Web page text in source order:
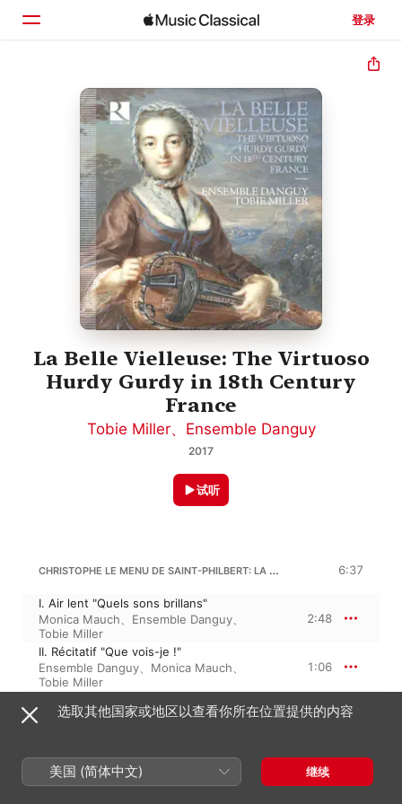
登录
主页
浏览
搜索
La Belle Vielleuse: The Virtuoso
Hurdy Gurdy in 18th Century
France
Tobie Miller、 Ensemble Danguy
2017
试听
CHRISTOPHE LE MENU DE SAINT-PHILBERT: LA VIÈLE 6:37
I. Air lent "Quels sons brillans"
Monica Mauch、 Ensemble Danguy、
Tobie Miller
2:48
II. Récitatif "Que vois-je !"
Ensemble Danguy、 Monica Mauch、
Tobie Miller
1:06
Tobie Miller、Ensemble Danguy、Monica
2:41
J. DUPUITS: LA DUPUITS
选取其他国家或地区以查看你所在位置提供的内容
美国 (简体中文) 继续